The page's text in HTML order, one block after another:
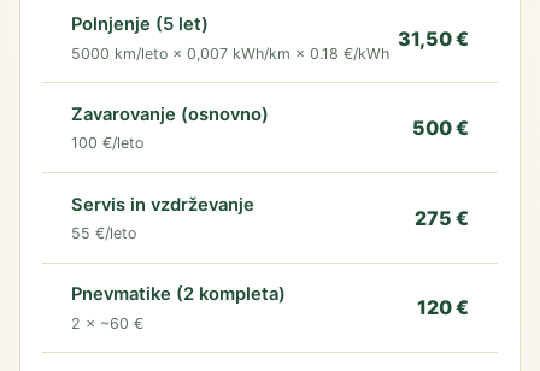
Polnjenje (5 let)
5000 km/leto × 0,007 kWh/km × 0.18 €/kWh
31,50 €
Zavarovanje (osnovno)
100 €/leto
500 €
Servis in vzdrževanje
55 €/leto
275 €
Pnevmatike (2 kompleta)
2 × ~60 €
120 €